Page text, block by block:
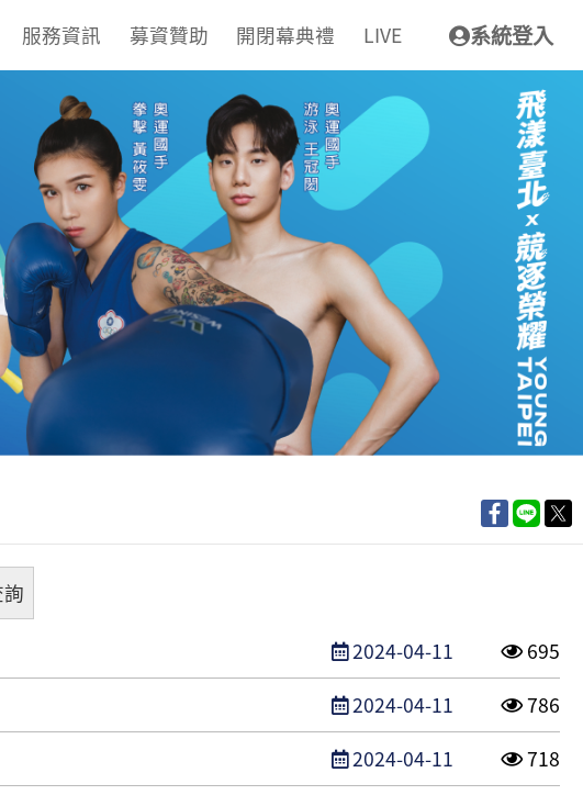
服務資訊 募資贊助 開閉幕典禮 LIVE 系統登入
發布日期
2024-04-11 點閱
695
發布日期
2024-04-11 點閱
786
發布日期
2024-04-11 點閱
718